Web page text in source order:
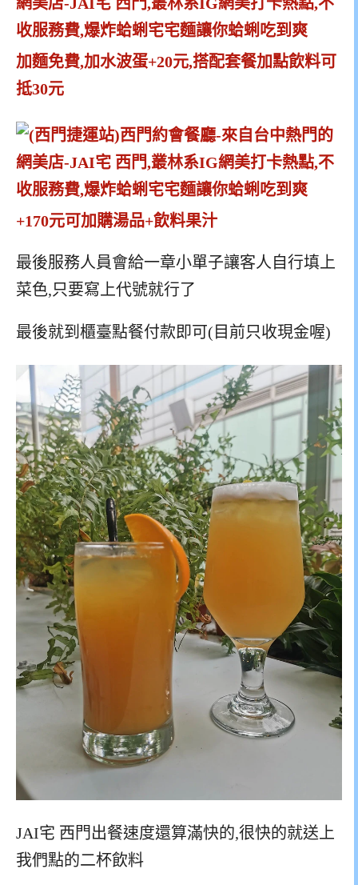
加麵免費,加水波蛋+20元,搭配套餐加點飲料可
抵30元
+170元可加購湯品+飲料果汁
最後服務人員會給一章小單子讓客人自行填上
菜色,只要寫上代號就行了
最後就到櫃臺點餐付款即可(目前只收現金喔)
JAI宅 西門出餐速度還算滿快的,很快的就送上
我們點的二杯飲料